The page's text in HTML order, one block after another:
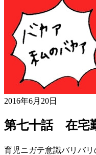
2016年6月20日
第七十話 在宅
育児ニガテ意識バリバ